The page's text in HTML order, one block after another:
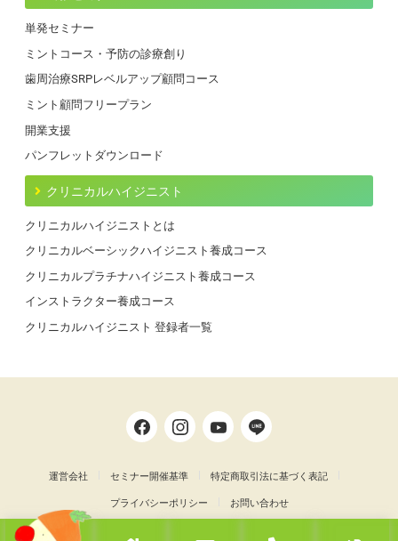
単発セミナー
ミントコース・予防の診療創り
歯周治療SRPレベルアップ顧問コース
ミント顧問フリープラン
開業支援
パンフレットダウンロード
クリニカルハイジニスト
クリニカルハイジニストとは
クリニカルベーシックハイジニスト養成コース
クリニカルプラチナハイジニスト養成コース
インストラクター養成コース
クリニカルハイジニスト 登録者一覧
運営会社 セミナー開催基準 特定商取引法に基づく表記
プライバシーポリシー お問い合わせ